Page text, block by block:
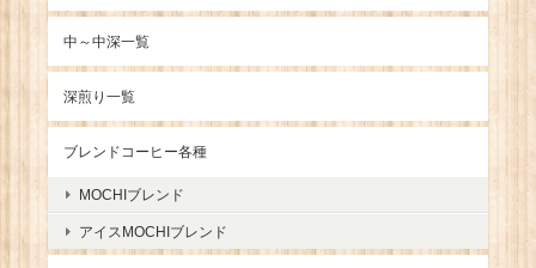
中～中深一覧
深煎り一覧
ブレンドコーヒー各種
MOCHIブレンド
アイスMOCHIブレンド